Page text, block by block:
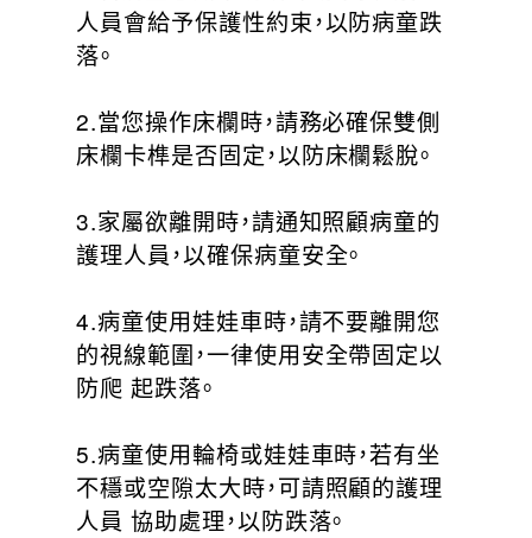
人員會給予保護性約束，以防病童跌
落。
2.當您操作床欄時，請務必確保雙側
床欄卡榫是否固定，以防床欄鬆脫。
3.家屬欲離開時，請通知照顧病童的
護理人員，以確保病童安全。
4.病童使用娃娃車時，請不要離開您
的視線範圍，一律使用安全帶固定以
防爬 起跌落。
5.病童使用輪椅或娃娃車時，若有坐
不穩或空隙太大時，可請照顧的護理
人員 協助處理，以防跌落。